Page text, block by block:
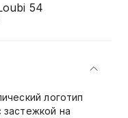
54
логотип
на